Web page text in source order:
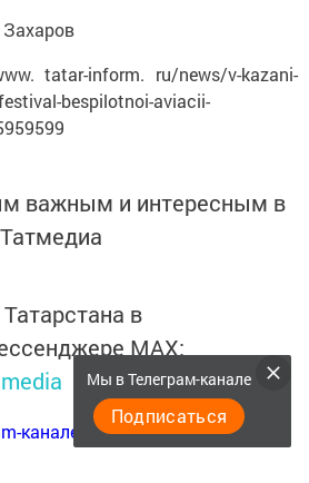
tatar-inform. ru/news/v-kazani-
bespilotnoi-aviacii-
важным и интересным в
Татмедиа
в
MАХ:
канале Высокогорские вести
Мы в Телеграм-канале
Подписаться